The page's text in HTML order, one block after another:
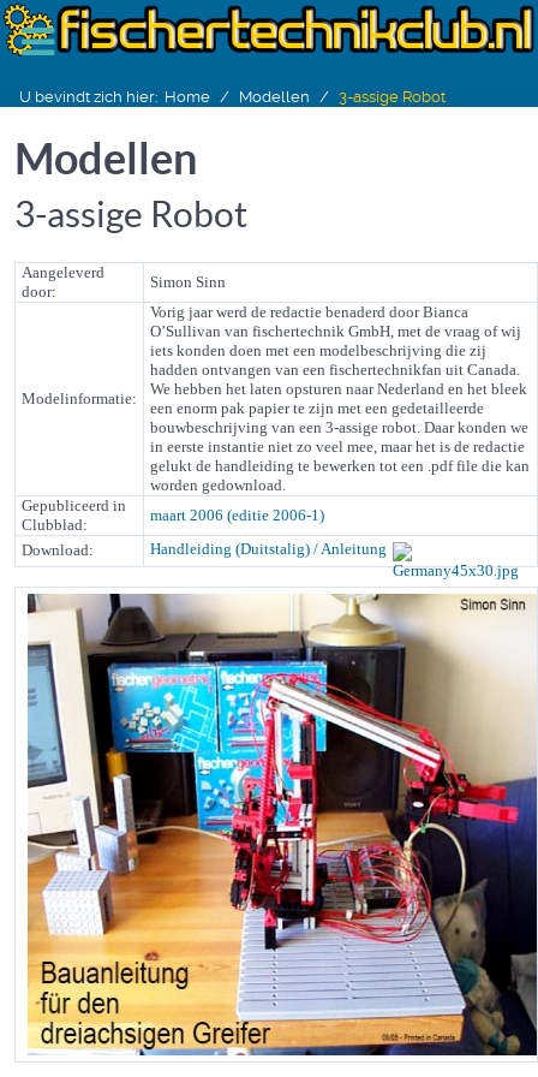
U bevindt zich hier: Home Modellen 3-assige Robot
Modellen
3-assige Robot
Aangeleverd
door:
Simon Sinn
Modelinformatie:
Vorig jaar werd de redactie benaderd door Bianca
O’Sullivan van fischertechnik GmbH, met de vraag of wij
iets konden doen met een modelbeschrijving die zij
hadden ontvangen van een fischertechnikfan uit Canada.
We hebben het laten opsturen naar Nederland en het bleek
een enorm pak papier te zijn met een gedetailleerde
bouwbeschrijving van een 3-assige robot. Daar konden we
in eerste instantie niet zo veel mee, maar het is de redactie
gelukt de handleiding te bewerken tot een .pdf file die kan
worden gedownload.
Gepubliceerd in
Clubblad:
maart 2006 (editie 2006-1)
Download:
Handleiding (Duitstalig) / Anleitung